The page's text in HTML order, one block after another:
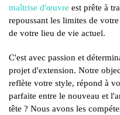
maîtrise d'œuvre est prête à
repoussant les limites de
de votre lieu de vie actuel.
C'est avec passion et
projet d'extension. Notre
reflète votre style, répond à
parfaite entre le nouveau et
tête ? Nous avons les